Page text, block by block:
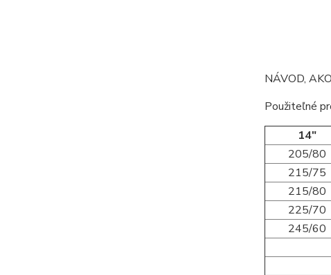
NÁVOD,
Použiteľné
14"
205/80
215/75
215/80
225/70
245/60